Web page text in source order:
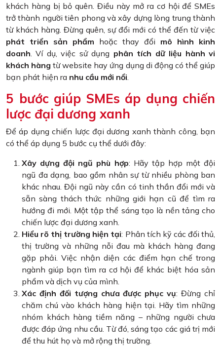
khách hàng bị bỏ quên. Điều này mở ra cơ hội để SMEs
trở thành người tiên phong và xây dựng lòng trung thành
từ khách hàng. Đừng quên, sự đổi mới có thể đến từ việc
phát triển sản phẩm hoặc thay đổi mô hình kinh
doanh. Ví dụ, việc sử dụng phân tích dữ liệu hành vi
khách hàng từ website hay ứng dụng di động có thể giúp
bạn phát hiện ra nhu cầu mới nổi.
5 bước giúp SMEs áp dụng chiến
lược đại dương xanh
Để áp dụng chiến lược đại dương xanh thành công, bạn
có thể áp dụng 5 bước cụ thể dưới đây:
Xây dựng đội ngũ phù hợp: Hãy tập hợp một đội
ngũ đa dạng, bao gồm nhân sự từ nhiều phòng ban
khác nhau. Đội ngũ này cần có tinh thần đổi mới và
sẵn sàng thách thức những giới hạn cũ để tìm ra
hướng đi mới. Một tập thể sáng tạo là nền tảng cho
chiến lược đại dương xanh.
Hiểu rõ thị trường hiện tại: Phân tích kỹ các đối thủ,
thị trường và những nỗi đau mà khách hàng đang
gặp phải. Việc nhận diện các điểm hạn chế trong
ngành giúp bạn tìm ra cơ hội để khác biệt hóa sản
phẩm và dịch vụ của mình.
Xác định đối tượng chưa được phục vụ: Đừng chỉ
chăm chú vào khách hàng hiện tại. Hãy tìm những
nhóm khách hàng tiềm năng – những người chưa
được đáp ứng nhu cầu. Từ đó, sáng tạo các giá trị mới
để thu hút họ và mở rộng thị trường.